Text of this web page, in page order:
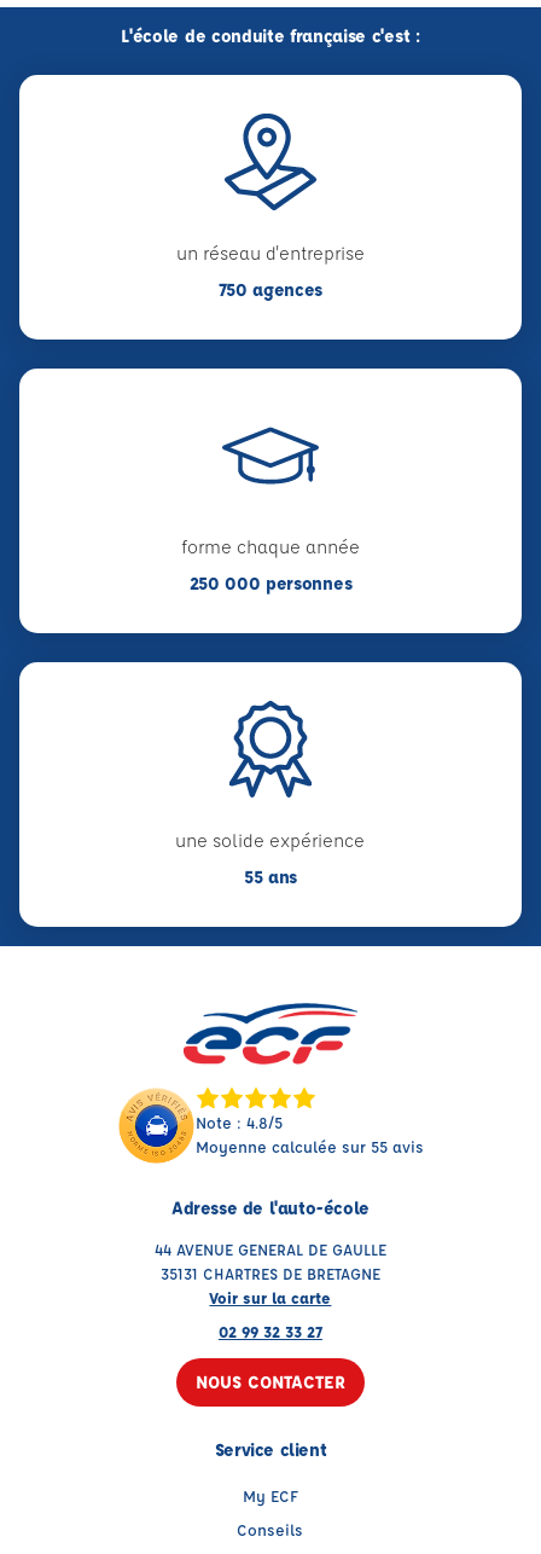
L'école de conduite française c'est :
un réseau d'entreprise
750 agences
forme chaque année
250 000 personnes
une solide expérience
55 ans
Note : 4.8/5
Moyenne calculée sur 55 avis
Adresse de l'auto-école
44 AVENUE GENERAL DE GAULLE
35131 CHARTRES DE BRETAGNE
Voir sur la carte
02 99 32 33 27
NOUS CONTACTER
Service client
My ECF
Conseils